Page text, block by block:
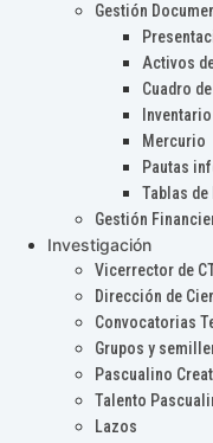
Gestión
Activos
Cuadro
Mercurio
Pautas
Tablas de
Gestión
Investigación
Vicerrector de
Dirección de
Convocatorias
Grupos y
Pascualino
Talento
Lazos